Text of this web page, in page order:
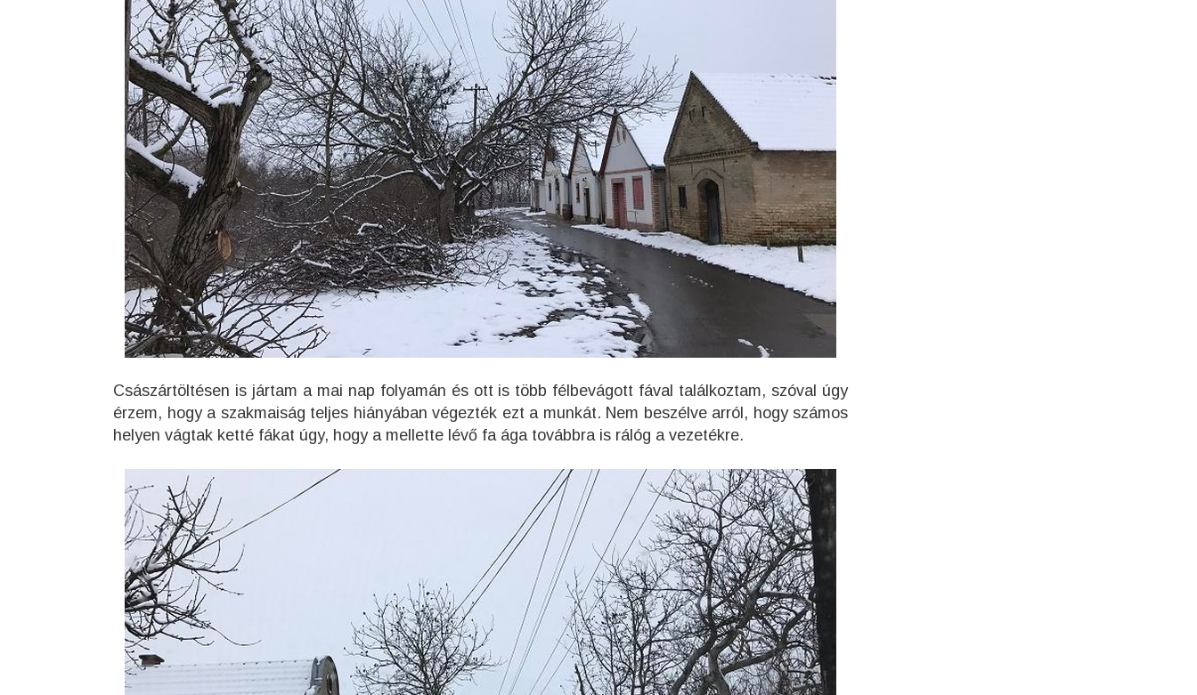
Császártöltésen is jártam a mai nap folyamán és ott is több félbevágott fával találkoztam, szóval úgy
érzem, hogy a szakmaiság teljes hiányában végezték ezt a munkát. Nem beszélve arról, hogy számos
helyen vágtak ketté fákat úgy, hogy a mellette lévő fa ága továbbra is rálóg a vezetékre.